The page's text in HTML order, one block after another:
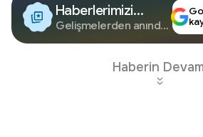
Haberlerimizi
Google'da Takip
Edin
Gelişmelerden anında
Haberin